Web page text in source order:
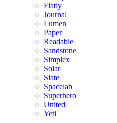
Flatly
Journal
Lumen
Paper
Readable
Sandstone
Simplex
Solar
Slate
Spacelab
Superhero
United
Yeti